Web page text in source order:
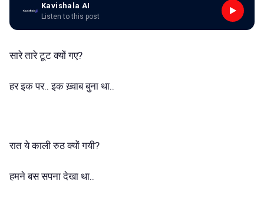
Kavishala AI
Listen to this post
सारे तारे टूट क्यों गए?
हर इक पर..इक ख़्वाबबुना था..
रात ये काली रुठ क्यों गयी?
हमने बस सपना देखा था..